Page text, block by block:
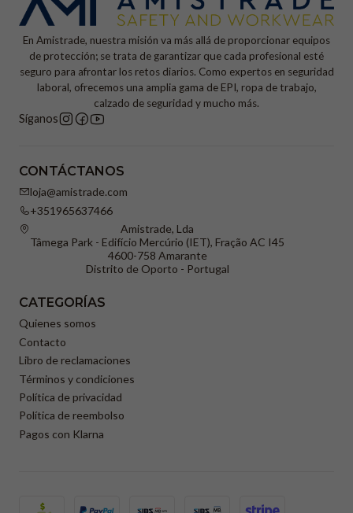
En Amistrade, nuestra misión va más allá de proporcionar equipos
de protección; se trata de garantizar que cada profesional esté
seguro para afrontar los retos diarios. Como expertos en seguridad
laboral, ofrecemos una amplia gama de EPI, ropa de trabajo,
calzado de seguridad y mucho más.
Síganos
CONTÁCTANOS
loja@amistrade.com
+351965637466
Amistrade, Lda
Tâmega Park - Edifício Mercúrio (IET), Fração AC I45
4600-758 Amarante
Distrito de Oporto - Portugal
CATEGORÍAS
Quienes somos
Contacto
Libro de reclamaciones
Términos y condiciones
Política de privacidad
Política de reembolso
Pagos con Klarna